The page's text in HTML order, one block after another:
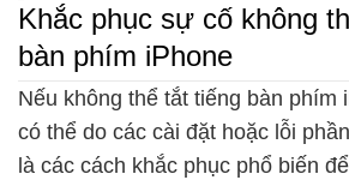
Khắc phục sự cố không
bàn phím iPhone
Nếu không thể tắt tiếng bàn phím
có thể do các cài đặt hoặc lỗi
là các cách khắc phục phổ biến